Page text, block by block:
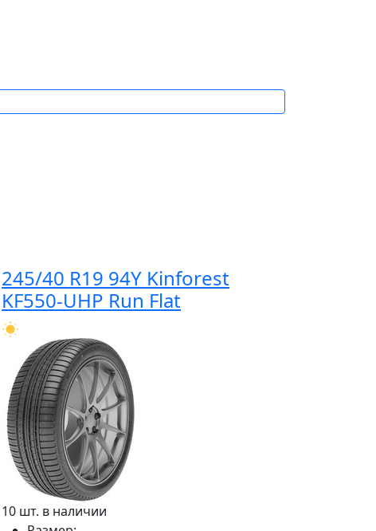
245/40 R19 94Y Kinforest
KF550-UHP Run Flat
10 шт. в наличии